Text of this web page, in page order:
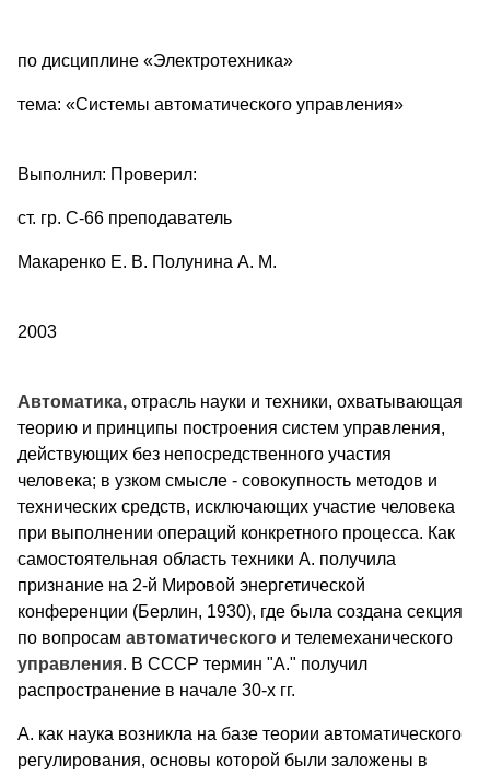
по дисциплине «Электротехника»
тема: «Системы автоматического управления»
Выполнил: Проверил:
ст. гр. С-66 преподаватель
Макаренко Е. В. Полунина А. М.
2003
Автоматика, отрасль науки и техники, охватывающая
теорию и принципы построения систем управления,
действующих без непосредственного участия
человека; в узком смысле - совокупность методов и
технических средств, исключающих участие человека
при выполнении операций конкретного процесса. Как
самостоятельная область техники А. получила
признание на 2-й Мировой энергетической
конференции (Берлин, 1930), где была создана секция
по вопросам автоматического и телемеханического
управления. В СССР термин "А." получил
распространение в начале 30-х гг.
А. как наука возникла на базе теории автоматического
регулирования, основы которой были заложены в